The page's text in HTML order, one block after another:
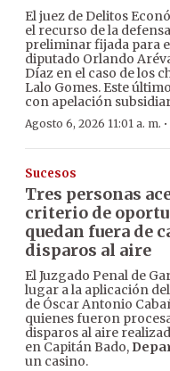
El juez de Delitos
el recurso de la
preliminar fijada para
diputado Orlando
Díaz en el caso de los
Lalo Gomes. Este
con apelación
Agosto 6, 2026 11:01 a. m. ·
Sucesos
Tres personas
criterio de
quedan fuera de
disparos al aire
El Juzgado Penal de
lugar a la aplicación
de Óscar Antonio
quienes fueron
disparos al aire
en Capitán Bado,
un casino.